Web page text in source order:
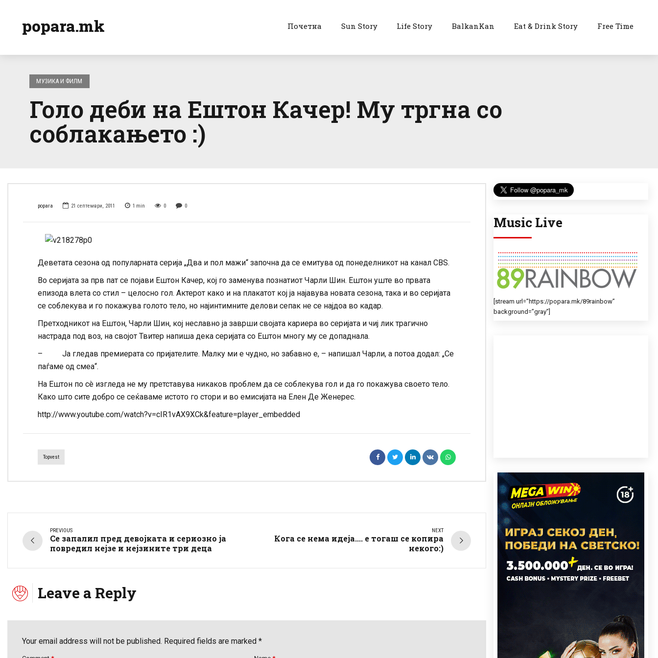
popara.mk Почетна Sun Story Life Story BalkanKan Eat & Drink Story Free Time
МУЗИКА И ФИЛМ
Голо деби на Ештон Качер! Му тргна со
соблакањето :)
popara 21 септември, 2011 1 min 0 0
Деветата сезона од популарната серија „Два и пол мажи“ започна да се емитува од понеделникот на канал CBS.
Во серијата за прв пат се појави Ештон Качер, кој го заменува познатиот Чарли Шин. Ештон уште во првата
епизода влета со стил – целосно гол. Актерот како и на плакатот кој ја најавува новата сезона, така и во серијата
се соблекува и го покажува голото тело, но најинтимните делови сепак не се најдоа во кадар.
Претходникот на Ештон, Чарли Шин, кој неславно ја заврши својата кариера во серијата и чиј лик трагично
настрада под воз, на својот Твитер напиша дека серијата со Ештон многу му се допаднала.
– Ја гледав премиерата со пријателите. Малку ми е чудно, но забавно е, – напишал Чарли, а потоа додал: „Се
паѓаме од смеа“.
На Ештон по сè изгледа не му претставува никаков проблем да се соблекува гол и да го покажува своето тело.
Како што сите добро се сеќаваме истото го стори и во емисијата на Елен Де Женерес.
http://www.youtube.com/watch?v=cIR1vAX9XCk&feature=player_embedded
Topvest
PREVIOUS
Се запалил пред девојката и сериозно ја
повредил нејзе и нејзините три деца
NEXT
Кога се нема идеја.... е тогаш се копира
некого:)
Leave a Reply
Your email address will not be published. Required fields are marked *
Music Live
[stream url=”https://popara.mk/89rainbow”
background=”gray”]